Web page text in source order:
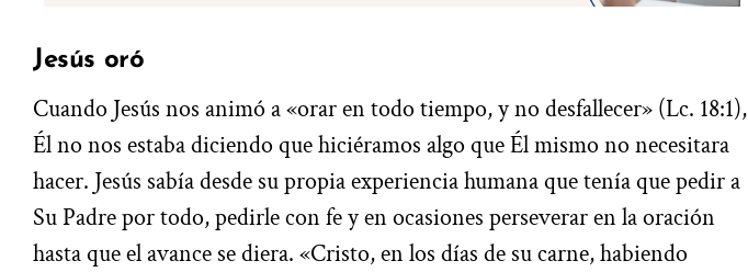
Jesús oró
Cuando Jesús nos animó a «orar en todo tiempo, y no desfallecer» (Lc. 18:1),
Él no nos estaba diciendo que hiciéramos algo que Él mismo no necesitara
hacer. Jesús sabía desde su propia experiencia humana que tenía que pedir a
Su Padre por todo, pedirle con fe y en ocasiones perseverar en la oración
hasta que el avance se diera. «Cristo, en los días de su carne, habiendo